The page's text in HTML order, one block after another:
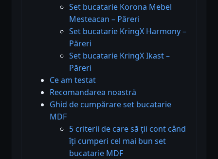
Set bucatarie Korona Mebel
Mesteacan – Păreri
Set bucatarie KringX Harmony –
Păreri
Set bucatarie KringX Ikast –
Păreri
Ce am testat
Recomandarea noastră
Ghid de cumpărare set bucatarie
MDF
5 criterii de care să ții cont când
îți cumperi cel mai bun set
bucatarie MDF